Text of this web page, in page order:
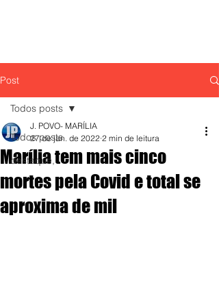
Post
Todos posts
destaque,
Todos posts
Marília tem mais cinco
mortes pela Covid e total se
aproxima de mil
J. POVO- MARÍLIA
27 de jan. de 2022 2 min de leitura